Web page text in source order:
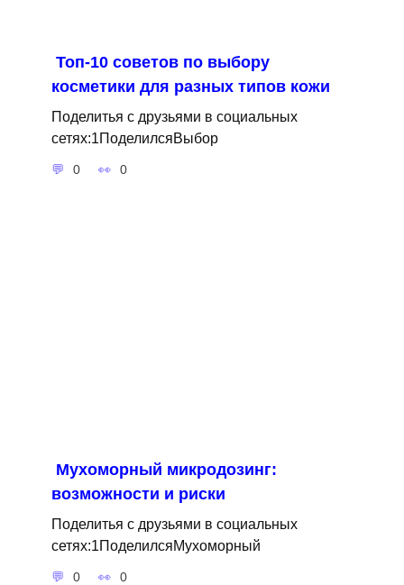
Топ-10 советов по выбору
косметики для разных типов кожи
Поделитья с друзьями в социальных
сетях:1ПоделилсяВыбор
0 0
Мухоморный микродозинг:
возможности и риски
Поделитья с друзьями в социальных
сетях:1ПоделилсяМухоморный
0 0